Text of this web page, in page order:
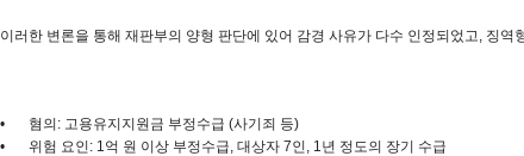
이러한 변론을 통해 재판부의 양형 판단에 있어 감경 사유가 다수 인정되었고, 징역
•
혐의: 고용유지지원금 부정수급 (사기죄 등)
•
위험 요인: 1억 원 이상 부정수급, 대상자 7인, 1년 정도의 장기 수급